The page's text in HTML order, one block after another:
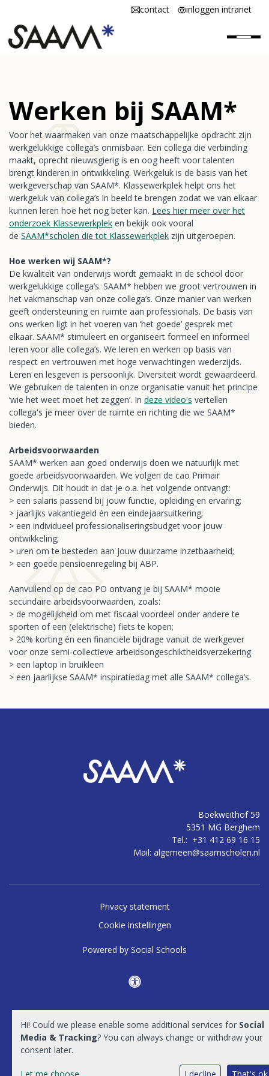
contact inloggen intranet
SAAM* is
SAAM* werken
SAAM* scholen
Vacatures
Werken bij SAAM*
Voor het waarmaken van onze maatschappelijke opdracht zijn
werkgelukkige collega’s onmisbaar. Een collega die verbinding
maakt, oprecht nieuwsgierig is en oog heeft voor talenten
brengt kinderen in ontwikkeling. Werkgeluk is de basis van het
werkgeverschap van SAAM*. Klassewerkplek helpt ons het
werkgeluk van collega’s in beeld te brengen zodat we van elkaar
kunnen leren hoe het nog beter kan. Lees hier meer over het
onderzoek Klassewerkplek en bekijk ook vooral
de SAAM*scholen die tot Klassewerkplek zijn uitgeroepen.
Hoe werken wij SAAM*?
De kwaliteit van onderwijs wordt gemaakt in de school door
werkgelukkige collega’s. SAAM* hebben we groot vertrouwen in
het vakmanschap van onze collega’s. Onze manier van werken
geeft ondersteuning en ruimte aan professionals. De basis van
ons werken ligt in het voeren van ‘het goede’ gesprek met
elkaar. SAAM* stimuleert en organiseert formeel en informeel
leren voor alle collega’s. We leren en werken op basis van
respect en vertrouwen met hoge verwachtingen wederzijds.
Leren en lesgeven is persoonlijk. Diversiteit wordt gewaardeerd.
We gebruiken de talenten in onze organisatie vanuit het principe
‘wie het weet moet het zeggen’. In deze video's vertellen
collega's je meer over de ruimte en richting die we SAAM*
bieden.
Arbeidsvoorwaarden
SAAM* werken aan goed onderwijs doen we natuurlijk met
goede arbeidsvoorwaarden. We volgen de cao Primair
Onderwijs. Dit houdt in dat je o.a. het volgende ontvangt:
> een salaris passend bij jouw functie, opleiding en ervaring;
> jaarlijks vakantiegeld én een eindejaarsuitkering;
> een individueel professionaliseringsbudget voor jouw
ontwikkeling;
> uren om te besteden aan jouw duurzame inzetbaarheid;
> een goede pensioenregeling bij ABP.
Aanvullend op de cao PO ontvang je bij SAAM* mooie
secundaire arbeidsvoorwaarden, zoals:
> de mogelijkheid om met fiscaal voordeel onder andere te
sporten of een (elektrische) fiets te kopen;
> 20% korting én een financiële bijdrage vanuit de werkgever
voor onze semi-collectieve arbeidsongeschiktheidsverzekering
> een laptop in bruikleen
> een jaarlijkse SAAM* inspiratiedag met alle SAAM* collega’s.
Boekweithof 59
5351 MG Berghem
Tel.: +31 412 69 16 15
Mail: algemeen@saamscholen.nl
Privacy statement
Cookie instellingen
Powered by Social Schools
Hi! Could we please enable some additional services for Social
Media & Tracking? You can always change or withdraw your
consent later.
Let me choose I decline That's ok